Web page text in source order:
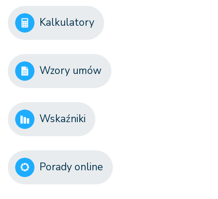
Kalkulatory
Wzory umów
Wskaźniki
Porady online